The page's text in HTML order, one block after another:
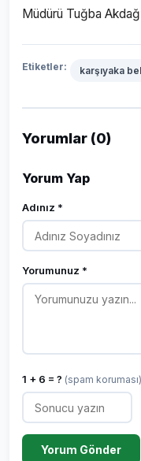
Müdürü Tuğba
Etiketler: karşıyaka
Yorumlar (0)
Yorum Yap
Adınız *
Yorumunuz *
1 + 6 = ? (spam koruması)
Yorum Gönder